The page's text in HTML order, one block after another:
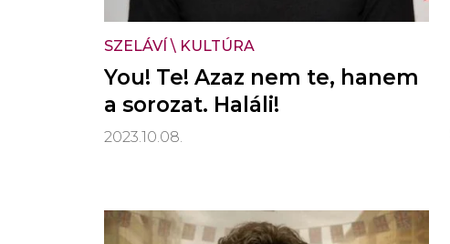
SZELÁVÍ \ KULTÚRA
You! Te! Azaz nem te, hanem
a sorozat. Haláli!
2023.10.08.